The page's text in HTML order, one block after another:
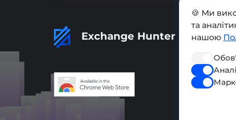
Exchange Hunter
🍪 Ми
та
нашою